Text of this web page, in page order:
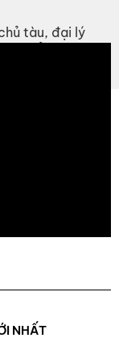
tàu, đại lý
NHẤT